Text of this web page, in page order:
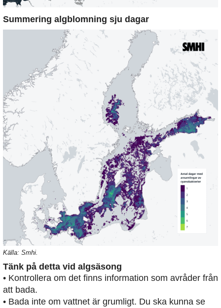
Summering algblomning sju dagar
Källa: Smhi.
Tänk på detta vid algsäsong
• Kontrollera om det finns information som avråder från
att bada.
• Bada inte om vattnet är grumligt. Du ska kunna se